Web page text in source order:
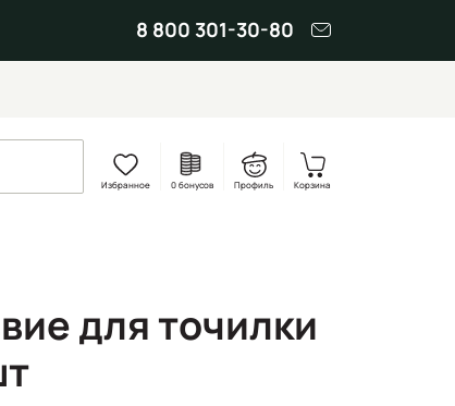
8 800 301-30-80
Избранное 0 бонусов Профиль Корзина
для точилки